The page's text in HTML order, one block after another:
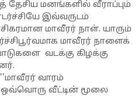
தேசிய மனங்களில் வீராப்பும்
இவ்வருடம்
மாவீரர் நாள். யாரும்
மாவீரர் நாளைக்
வடக்கு கிழக்கு
''மாவீரர் வாரம்
ஒவ்வொரு வீட்டின் மூலை